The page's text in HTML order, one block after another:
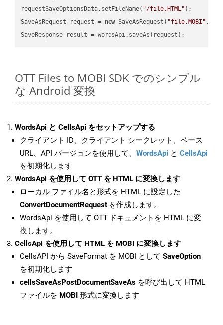
requestSaveOptionsData.setFileName( "/file.HTML" );
SaveAsRequest request = new SaveAsRequest( "file.MOBI"
OTT Files to MOBI SDK でのシンプル
な Android 変換
WordsApi と CellsApi をセットアップする
クライアント ID、クライアント シークレット、ベース
URL、API バージョンを使用して、 WordsApi と CellsApi
を初期化します
WordsApi を使用して OTT を HTML に変換します
ローカル ファイル名と形式を HTML に設定した
ConvertDocumentRequest を作成します。
WordsApi を使用して OTT ドキュメントを HTML に変
換します。
CellsApi を使用して HTML を MOBI に変換します
CellsAPI から SaveFormat を MOBI として SaveOption
を初期化します
cellsSaveAsPostDocumentSaveAs を呼び出して HTML
ファイルを MOBI 形式に変換します